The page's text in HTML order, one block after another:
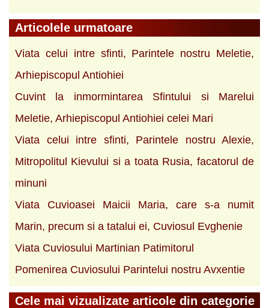
Articolele urmatoare
Viata celui intre sfinti, Parintele nostru Meletie,
Arhiepiscopul Antiohiei
Cuvint la inmormintarea Sfintului si Marelui
Meletie, Arhiepiscopul Antiohiei celei Mari
Viata celui intre sfinti, Parintele nostru Alexie,
Mitropolitul Kievului si a toata Rusia, facatorul de
minuni
Viata Cuvioasei Maicii Maria, care s-a numit
Marin, precum si a tatalui ei, Cuviosul Evghenie
Viata Cuviosului Martinian Patimitorul
Pomenirea Cuviosului Parintelui nostru Avxentie
Cele mai vizualizate articole din categorie